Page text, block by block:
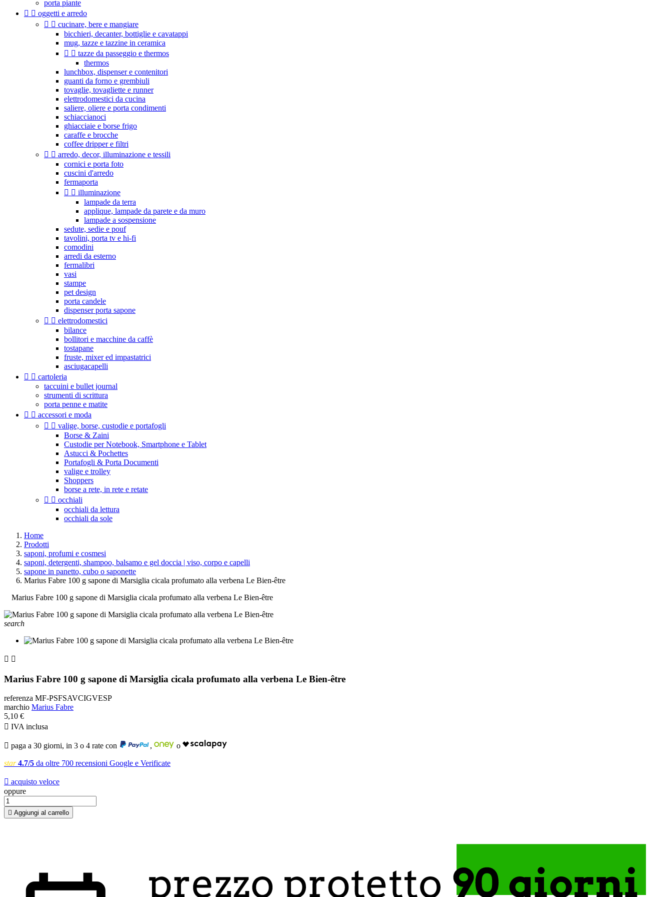
porta piante
  oggetti e arredo
  cucinare, bere e mangiare
bicchieri, decanter, bottiglie e cavatappi
mug, tazze e tazzine in ceramica
  tazze da passeggio e thermos
thermos
lunchbox, dispenser e contenitori
guanti da forno e grembiuli
tovaglie, tovagliette e runner
elettrodomestici da cucina
saliere, oliere e porta condimenti
schiaccianoci
ghiacciaie e borse frigo
caraffe e brocche
coffee dripper e filtri
  arredo, decor, illuminazione e tessili
cornici e porta foto
cuscini d'arredo
fermaporta
  illuminazione
lampade da terra
applique, lampade da parete e da muro
lampade a sospensione
sedute, sedie e pouf
tavolini, porta tv e hi-fi
comodini
arredi da esterno
fermalibri
vasi
stampe
pet design
porta candele
dispenser porta sapone
  elettrodomestici
bilance
bollitori e macchine da caffè
tostapane
fruste, mixer ed impastatrici
asciugacapelli
  cartoleria
taccuini e bullet journal
strumenti di scrittura
porta penne e matite
  accessori e moda
  valige, borse, custodie e portafogli
Borse & Zaini
Custodie per Notebook, Smartphone e Tablet
Astucci & Pochettes
Portafogli & Porta Documenti
valige e trolley
Shoppers
borse a rete, in rete e retate
  occhiali
occhiali da lettura
occhiali da sole
Home
Prodotti
saponi, profumi e cosmesi
saponi, detergenti, shampoo, balsamo e gel doccia | viso, corpo e capelli
sapone in panetto, cubo o saponette
Marius Fabre 100 g sapone di Marsiglia cicala profumato alla verbena Le Bien-être
Marius Fabre 100 g sapone di Marsiglia cicala profumato alla verbena Le Bien-être
search
 
Marius Fabre 100 g sapone di Marsiglia cicala profumato alla verbena Le Bien-être
referenza MF-PSFSAVCIGVESP
marchio Marius Fabre
5,10 €
 IVA inclusa
 paga a 30 giorni, in 3 o 4 rate con , o
star 4.7/5 da oltre 700 recensioni Google e Verificate
 acquisto veloce
oppure
 Aggiungi al carrello